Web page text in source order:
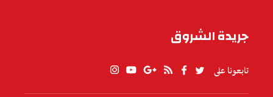
جريدة الشروق
تابعونا على